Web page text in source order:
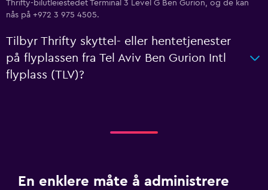
Thrifty-bilutleiestedet Terminal 3 Level G Ben Gurion, og de kan
nås på +972 3 975 4505.
Tilbyr Thrifty skyttel- eller hentetjenester
på flyplassen fra Tel Aviv Ben Gurion Intl
flyplass (TLV)?
En enklere måte å administrere